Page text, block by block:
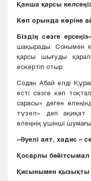
Қанша қарсы
Көп орында көріне
Біздің сөзге ерсеңіз»
шақырады. Сонымен
қарсы шығуды
ескертіп отыр.
Содан Абай елді
есті сөзге көп
сарасы» деген
түзел» деп ақиқат
өлеңнің үшінші
«Әуелі аят, хадис –
Қосарлы бәйітсымал
Қисынымен қызықты